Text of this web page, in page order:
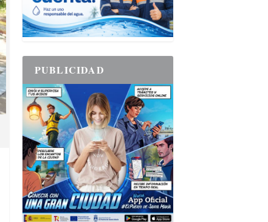
PUBLICIDAD